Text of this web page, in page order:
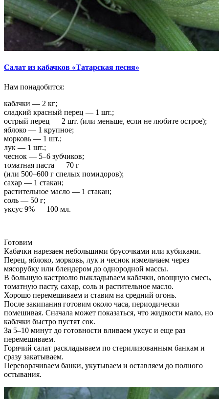
Салат из кабачков «Татарская песня»
Нам понадобится:
кабачки — 2 кг;
сладкий красный перец — 1 шт.;
острый перец — 2 шт. (или меньше, если не любите острое);
яблоко — 1 крупное;
морковь — 1 шт.;
лук — 1 шт.;
чеснок — 5–6 зубчиков;
томатная паста — 70 г
(или 500–600 г спелых помидоров);
сахар — 1 стакан;
растительное масло — 1 стакан;
соль — 50 г;
уксус 9% — 100 мл.
Готовим
Кабачки нарезаем небольшими брусочками или кубиками.
Перец, яблоко, морковь, лук и чеснок измельчаем через
мясорубку или блендером до однородной массы.
В большую кастрюлю выкладываем кабачки, овощную смесь,
томатную пасту, сахар, соль и растительное масло.
Хорошо перемешиваем и ставим на средний огонь.
После закипания готовим около часа, периодически
помешивая. Сначала может показаться, что жидкости мало, но
кабачки быстро пустят сок.
За 5–10 минут до готовности вливаем уксус и еще раз
перемешиваем.
Горячий салат раскладываем по стерилизованным банкам и
сразу закатываем.
Переворачиваем банки, укутываем и оставляем до полного
остывания.